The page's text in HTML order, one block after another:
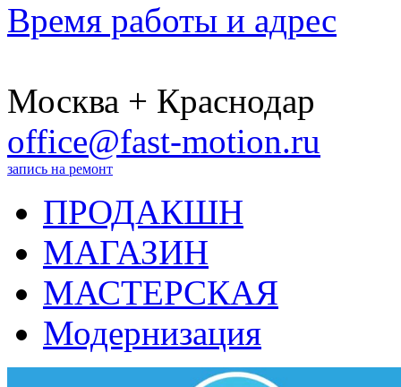
Время работы и адрес
Москва + Краснодар
office@fast-motion.ru
запись на ремонт
ПРОДАКШН
МАГАЗИН
МАСТЕРСКАЯ
Модернизация